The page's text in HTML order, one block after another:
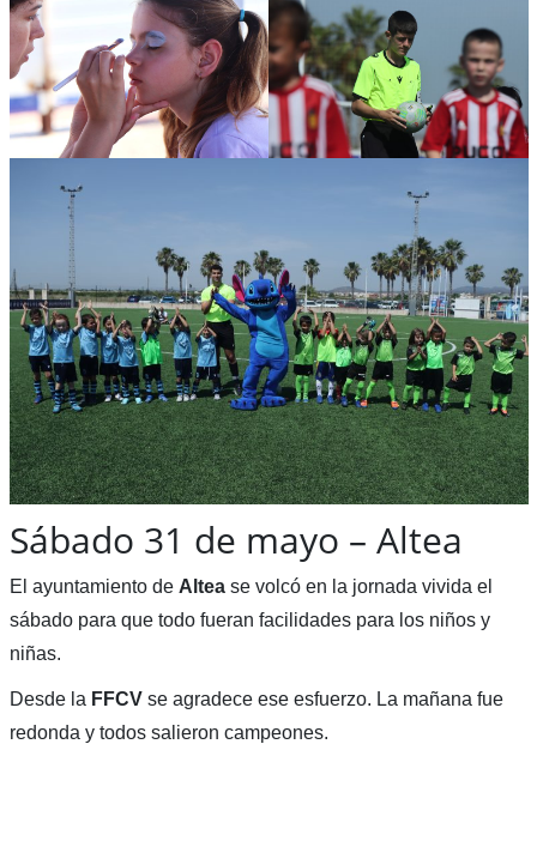
Sábado 31 de mayo – Altea
El ayuntamiento de Altease volcó en la jornada vivida el
sábado para que todo fueran facilidades para los niños y
niñas.
Desde la FFCVse agradece ese esfuerzo. La mañana fue
redonda y todos salieron campeones.